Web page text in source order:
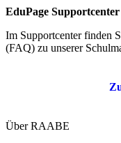
EduPage Supportcenter
Im Supportcenter finden
(FAQ) zu unserer
Über RAABE